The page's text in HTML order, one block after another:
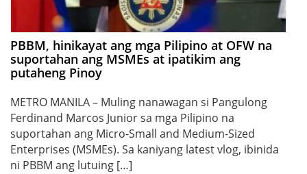
PBBM, hinikayat ang mga Pilipino at OFW na
suportahan ang MSMEs at ipatikim ang
putaheng Pinoy
METRO MANILA – Muling nanawagan si Pangulong
Ferdinand Marcos Junior sa mga Pilipino na
suportahan ang Micro-Small and Medium-Sized
Enterprises (MSMEs). Sa kaniyang latest vlog, ibinida
ni PBBM ang lutuing […]